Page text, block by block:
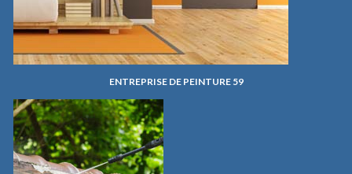
ENTREPRISE DE PEINTURE 59